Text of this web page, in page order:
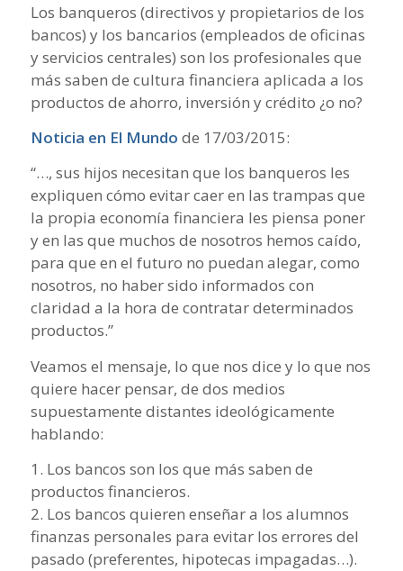
Los banqueros (directivos y propietarios de los
bancos) y los bancarios (empleados de oficinas
y servicios centrales) son los profesionales que
más saben de cultura financiera aplicada a los
productos de ahorro, inversión y crédito ¿o no?
Noticia en El Mundo de 17/03/2015:
“…, sus hijos necesitan que los banqueros les
expliquen cómo evitar caer en las trampas que
la propia economía financiera les piensa poner
y en las que muchos de nosotros hemos caído,
para que en el futuro no puedan alegar, como
nosotros, no haber sido informados con
claridad a la hora de contratar determinados
productos.”
Veamos el mensaje, lo que nos dice y lo que nos
quiere hacer pensar, de dos medios
supuestamente distantes ideológicamente
hablando:
1. Los bancos son los que más saben de
productos financieros.
2. Los bancos quieren enseñar a los alumnos
finanzas personales para evitar los errores del
pasado (preferentes, hipotecas impagadas…).